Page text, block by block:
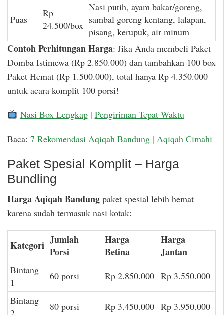
Puas
Rp
24.500/box
Nasi putih, ayam bakar/goreng,
sambal goreng kentang, lalapan,
pisang, kerupuk, air minum
Contoh Perhitungan Harga: Jika Anda membeli Paket
Domba Istimewa (Rp 2.850.000) dan tambahkan 100 box
Paket Hemat (Rp 1.500.000), total hanya Rp 4.350.000
untuk acara komplit 100 porsi!
Nasi Box Lengkap| Pengiriman Tepat Waktu
Baca: 7 Rekomendasi Aqiqah Bandung | Aqiqah Cimahi
Paket Spesial Komplit – Harga
Bundling
Harga Aqiqah Bandung paket spesial lebih hemat
karena sudah termasuk nasi kotak:
Kategori Jumlah
Porsi
Harga
Betina
Harga
Jantan
Bintang
1
60 porsi Rp 2.850.000 Rp 3.550.000
Bintang
2
80 porsi Rp 3.450.000 Rp 3.950.000